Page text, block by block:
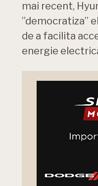
mai recent,
”democratiza”
de a facilita
energie